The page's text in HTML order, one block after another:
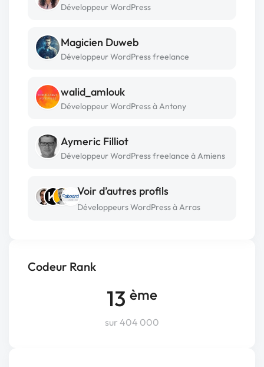
Codeur Rank
13 ème
sur 404 000
Développeur WordPress
Magicien Duweb
Développeur WordPress freelance
walid_amlouk
Développeur WordPress à Antony
Aymeric Filliot
Développeur WordPress freelance à Amiens
Voir d’autres profils
Développeurs WordPress à Arras